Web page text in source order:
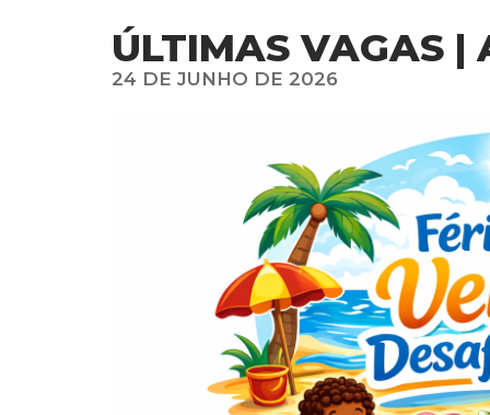
ÚLTIMAS VAGAS |
24 DE JUNHO DE 2026